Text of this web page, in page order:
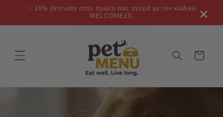
μετάβαση
περιεχόμενο
✨ 10% έκπτωση στην πρώτη σας αγορά με τον κωδικό
WELCOME10.
Καλάθι
×